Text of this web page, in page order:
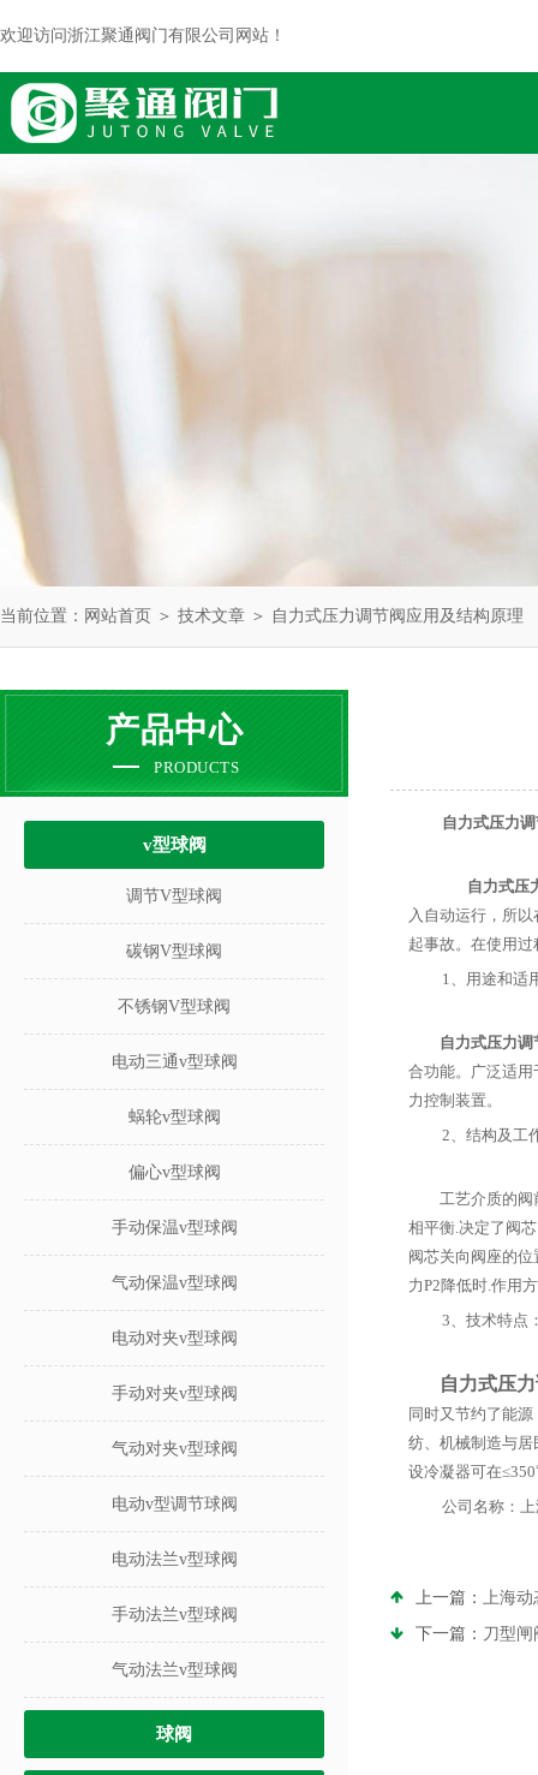
欢迎访问浙江聚通阀门有限公司网站！
当前位置： 网站首页 ＞ 技术文章 ＞ 自力式压力调节阀应用及结构原理
产品中心
PRODUCTS
v型球阀
调节V型球阀
碳钢V型球阀
不锈钢V型球阀
电动三通v型球阀
蜗轮v型球阀
偏心v型球阀
手动保温v型球阀
气动保温v型球阀
电动对夹v型球阀
手动对夹v型球阀
气动对夹v型球阀
电动v型调节球阀
电动法兰v型球阀
手动法兰v型球阀
气动法兰v型球阀
球阀
自力式压力
自力式压
入自动运行，所
起事故。在使用
1、用途和适
自力式压力调
合功能。广泛适
力控制装置。
2、结构及工
工艺介质的阀前
相平衡.决定了阀
阀芯关向阀座的
力P2降低时.作用
3、技术特点
自力式压
同时又节约了能
纺、机械制造与
设冷凝器可在
公司名称：
上一篇： 上海动
下一篇： 刀型闸